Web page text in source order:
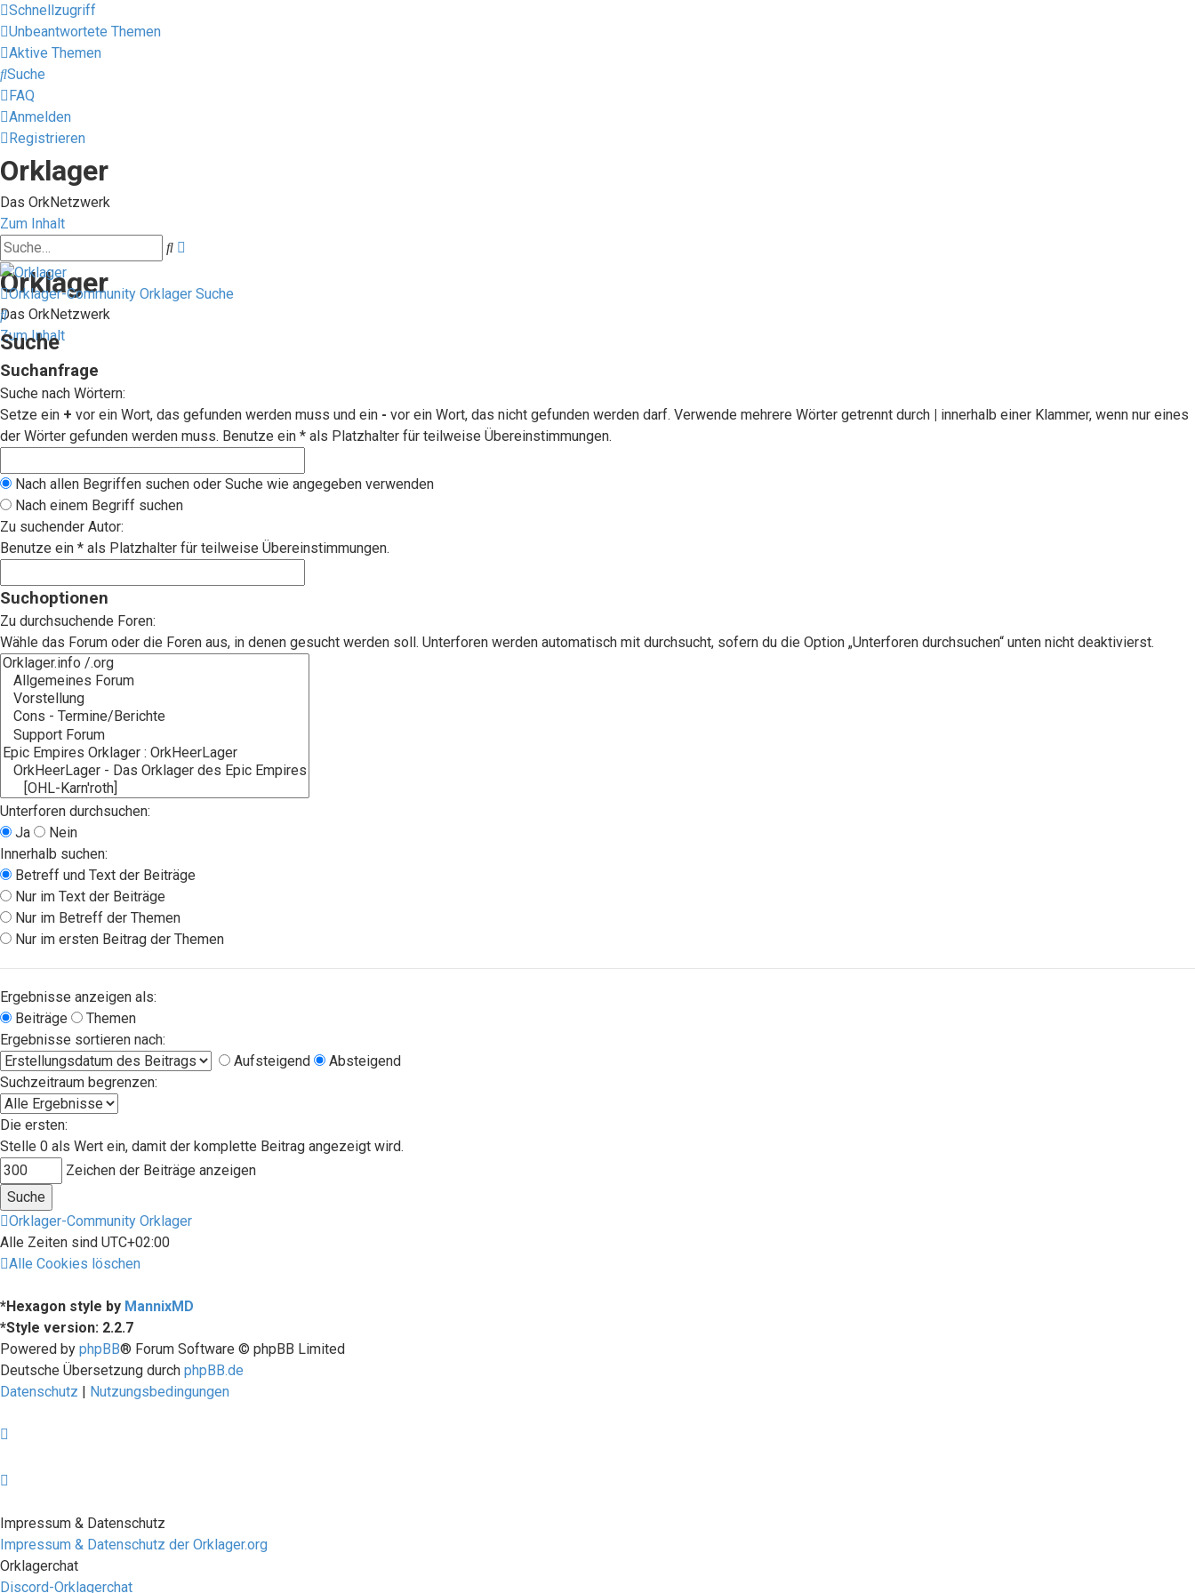
Schnellzugriff
Unbeantwortete Themen
Aktive Themen
Suche
FAQ
Anmelden
Registrieren
Orklager
Das OrkNetzwerk
Zum Inhalt
Suche
Orklager
Das OrkNetzwerk
Zum Inhalt
Orklager-Community Orklager Suche
Suche
Suche
Suchanfrage
Suche nach Wörtern:
Setze ein + vor ein Wort, das gefunden werden muss und ein - vor ein Wort, das nicht gefunden werden darf. Verwende mehrere Wörter getrennt durch | innerhalb einer Klammer, wenn nur eines
der Wörter gefunden werden muss. Benutze ein * als Platzhalter für teilweise Übereinstimmungen.
Nach allen Begriffen suchen oder Suche wie angegeben verwenden
Nach einem Begriff suchen
Zu suchender Autor:
Benutze ein * als Platzhalter für teilweise Übereinstimmungen.
Suchoptionen
Zu durchsuchende Foren:
Wähle das Forum oder die Foren aus, in denen gesucht werden soll. Unterforen werden automatisch mit durchsucht, sofern du die Option „Unterforen durchsuchen“ unten nicht deaktivierst.
Unterforen durchsuchen:
Ja
Nein
Innerhalb suchen:
Betreff und Text der Beiträge
Nur im Text der Beiträge
Nur im Betreff der Themen
Nur im ersten Beitrag der Themen
Ergebnisse anzeigen als:
Beiträge
Themen
Ergebnisse sortieren nach:
Aufsteigend
Absteigend
Suchzeitraum begrenzen:
Die ersten:
Stelle 0 als Wert ein, damit der komplette Beitrag angezeigt wird.
Zeichen der Beiträge anzeigen
Orklager-Community Orklager
Alle Zeiten sind UTC+02:00
Alle Cookies löschen
*Hexagon style by MannixMD
*Style version: 2.2.7
Powered by phpBB® Forum Software © phpBB Limited
Deutsche Übersetzung durch phpBB.de
Datenschutz
Nutzungsbedingungen
Impressum & Datenschutz
Impressum & Datenschutz der Orklager.org
Orklagerchat
Discord-Orklagerchat